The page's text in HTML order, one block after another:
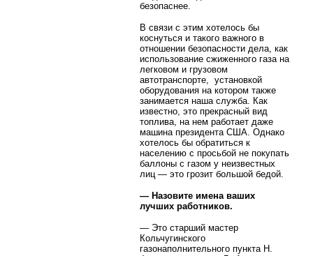
безопаснее.
В связи с этим хотелось бы
коснуться и такого важного в
отношении безопасности дела, как
использование сжиженного газа на
легковом и грузовом
автотранспорте,
установкой
оборудования на котором также
занимается наша служба. Как
известно, это прекрасный вид
топлива, на нем работает даже
машина президента США. Однако
хотелось бы обратиться к
населению с просьбой не покупать
баллоны с газом у неизвестных
лиц — это грозит большой бедой.
— Назовите имена ваших
лучших работников.
— Это старший мастер
Кольчугинского
газонаполнительного пункта Н.